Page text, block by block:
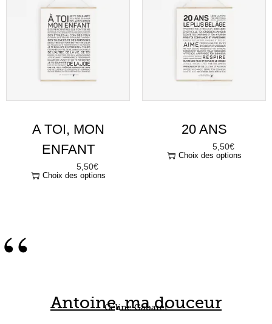
A TOI, MON
ENFANT
5,50€
Choix des options
20 ANS
5,50€
Choix des options
Antoine, ma douceur
Céline Gabaret
“